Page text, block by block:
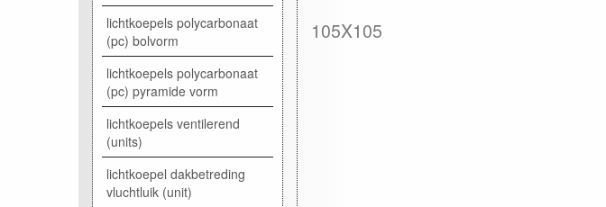
lichtkoepels polycarbonaat
(pc) bolvorm
lichtkoepels polycarbonaat
(pc) pyramide vorm
lichtkoepels ventilerend
(units)
lichtkoepel dakbetreding
vluchtluik (unit)
105X105